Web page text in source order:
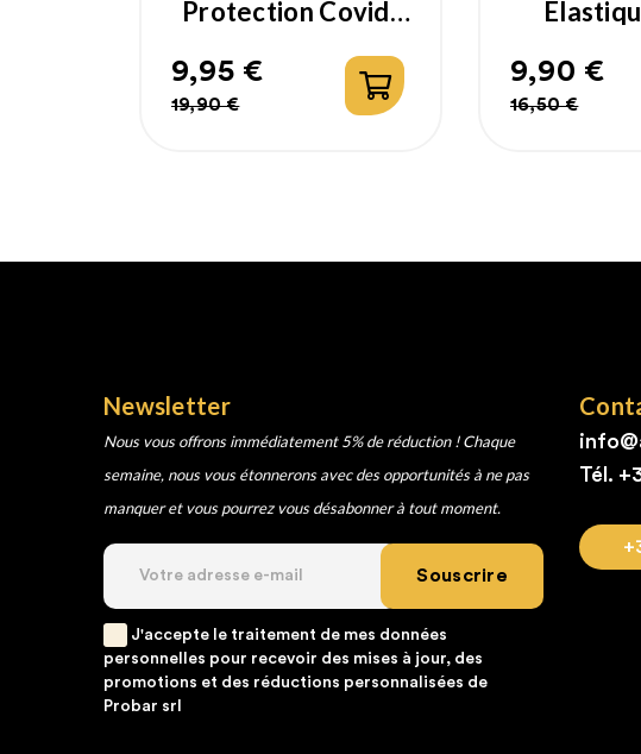
Protection Covid-
Prix
19,90 €
Prix
9,95 €
Prix
16,50 €
Prix
9,90 €
Newsletter
Nous vous offrons immédiatement 5% de réduction ! Chaque
semaine, nous vous étonnerons avec des opportunités à ne pas
manquer et vous pourrez vous désabonner à tout moment.
Souscrire
J'accepte le traitement de mes données
personnelles pour recevoir des mises à jour, des
promotions et des réductions personnalisées de
Probar srl
Tél.